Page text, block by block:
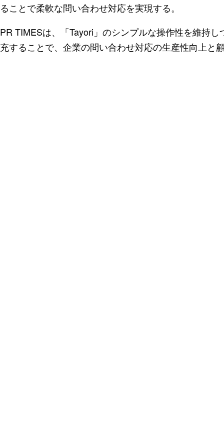
ることで柔軟な問い合わせ対応を実現する。
PR TIMESは、「Tayori」のシンプルな操作性を維持
充することで、企業の問い合わせ対応の生産性向上と